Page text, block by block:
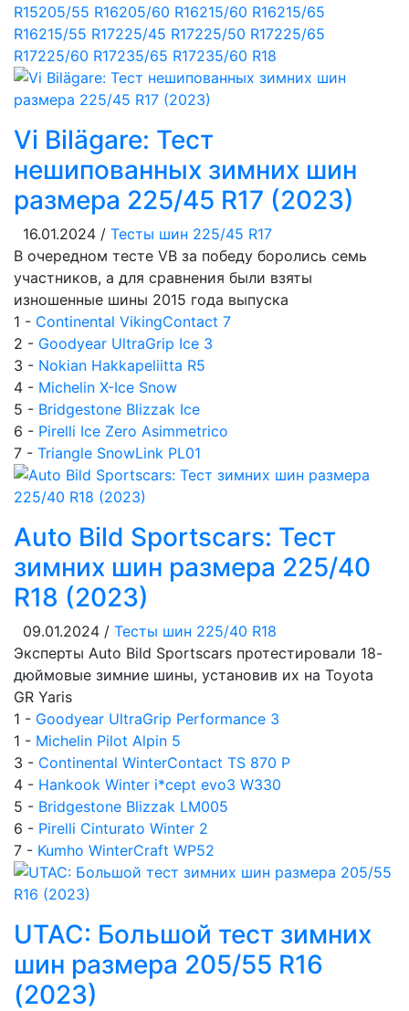
R15205/55 R16205/60 R16215/60 R16215/65
R16215/55 R17225/45 R17225/50 R17225/65
R17225/60 R17235/65 R17235/60 R18
Vi Bilägare: Тест
нешипованных зимних шин
размера 225/45 R17 (2023)
16.01.2024 / Тесты шин 225/45 R17
В очередном тесте VB за победу боролись семь
участников, а для сравнения были взяты
изношенные шины 2015 года выпуска
1 - Continental VikingContact 7
2 - Goodyear UltraGrip Ice 3
3 - Nokian Hakkapeliitta R5
4 - Michelin X-Ice Snow
5 - Bridgestone Blizzak Ice
6 - Pirelli Ice Zero Asimmetrico
7 - Triangle SnowLink PL01
Auto Bild Sportscars: Тест
зимних шин размера 225/40
R18 (2023)
09.01.2024 / Тесты шин 225/40 R18
Эксперты Auto Bild Sportscars протестировали 18-
дюймовые зимние шины, установив их на Toyota
GR Yaris
1 - Goodyear UltraGrip Performance 3
1 - Michelin Pilot Alpin 5
3 - Continental WinterContact TS 870 P
4 - Hankook Winter i*cept evo3 W330
5 - Bridgestone Blizzak LM005
6 - Pirelli Cinturato Winter 2
7 - Kumho WinterCraft WP52
UTAC: Большой тест зимних
шин размера 205/55 R16
(2023)